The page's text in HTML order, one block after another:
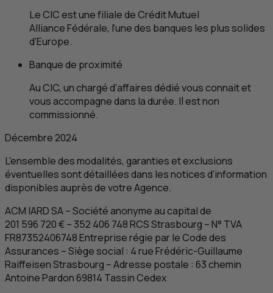
LeCICest une filiale de Crédit Mutuel
Alliance Fédérale, l’une des banques les plus solides
d’Europe.
Banque de proximité
AuCIC, un chargé d’affaires dédié vous connait et
vous accompagne dans la durée. Il est non
commissionné.
Décembre 2024
L'ensemble des modalités, garanties et exclusions
éventuelles sont détaillées dans les notices d’information
disponibles auprès de votre Agence.
ACM IARDSA– Société anonyme au capital de
201 596 720 € – 352 406 748RCSStrasbourg –N° TVA
FR87352406748 Entreprise régie par le Code des
Assurances – Siège social : 4 rue Frédéric-Guillaume
RaiffeisenStrasbourg – Adresse postale : 63 chemin
Antoine Pardon 69814 Tassin Cedex